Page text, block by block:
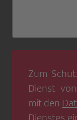
Zum
Dienst von
mit den
Dienstes